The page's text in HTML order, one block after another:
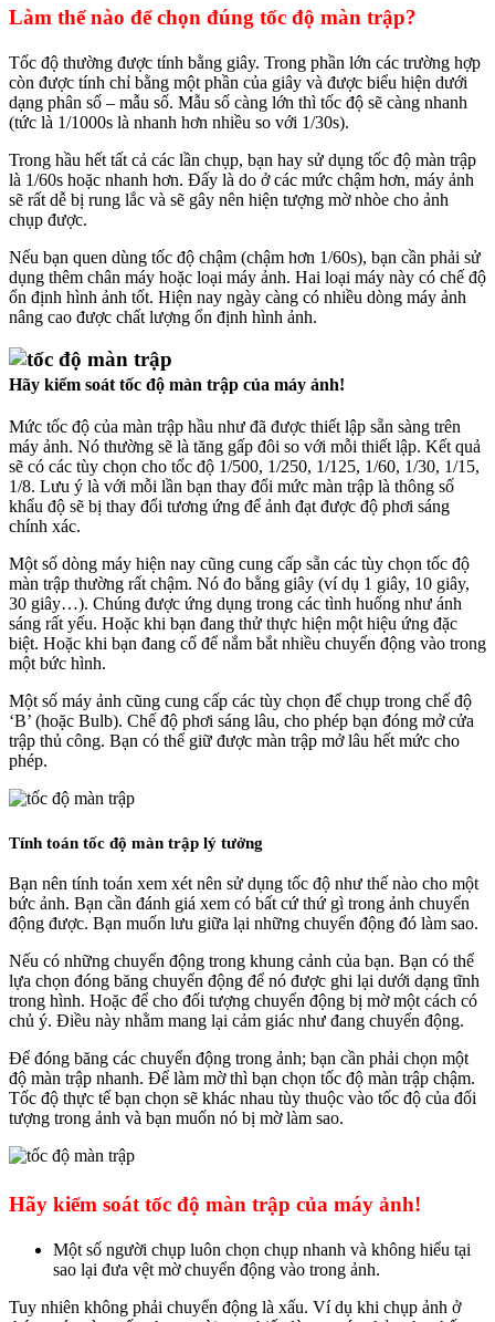
Làm thế nào để chọn đúng tốc độ màn trập?
Tốc độ thường được tính bằng giây. Trong phần lớn các trường hợp
còn được tính chỉ bằng một phần của giây và được biểu hiện dưới
dạng phân số – mẫu số. Mẫu số càng lớn thì tốc độ sẽ càng nhanh
(tức là 1/1000s là nhanh hơn nhiều so với 1/30s).
Trong hầu hết tất cả các lần chụp, bạn hay sử dụng tốc độ màn trập
là 1/60s hoặc nhanh hơn. Đấy là do ở các mức chậm hơn, máy ảnh
sẽ rất dễ bị rung lắc và sẽ gây nên hiện tượng mờ nhòe cho ảnh
chụp được.
Nếu bạn quen dùng tốc độ chậm (chậm hơn 1/60s), bạn cần phải sử
dụng thêm chân máy hoặc loại máy ảnh. Hai loại máy này có chế độ
ổn định hình ảnh tốt. Hiện nay ngày càng có nhiều dòng máy ảnh
nâng cao được chất lượng ổn định hình ảnh.
Hãy kiểm soát tốc độ màn trập của máy ảnh!
Mức tốc độ của màn trập hầu như đã được thiết lập sẵn sàng trên
máy ảnh. Nó thường sẽ là tăng gấp đôi so với mỗi thiết lập. Kết quả
sẽ có các tùy chọn cho tốc độ 1/500, 1/250, 1/125, 1/60, 1/30, 1/15,
1/8. Lưu ý là với mỗi lần bạn thay đổi mức màn trập là thông số
khẩu độ sẽ bị thay đổi tương ứng để ảnh đạt được độ phơi sáng
chính xác.
Một số dòng máy hiện nay cũng cung cấp sẵn các tùy chọn tốc độ
màn trập thường rất chậm. Nó đo bằng giây (ví dụ 1 giây, 10 giây,
30 giây…). Chúng được ứng dụng trong các tình huống như ánh
sáng rất yếu. Hoặc khi bạn đang thử thực hiện một hiệu ứng đặc
biệt. Hoặc khi bạn đang cố để nắm bắt nhiều chuyển động vào trong
một bức hình.
Một số máy ảnh cũng cung cấp các tùy chọn để chụp trong chế độ
‘B’ (hoặc Bulb). Chế độ phơi sáng lâu, cho phép bạn đóng mở cửa
trập thủ công. Bạn có thể giữ được màn trập mở lâu hết mức cho
phép.
Tính toán tốc độ màn trập lý tưởng
Bạn nên tính toán xem xét nên sử dụng tốc độ như thế nào cho một
bức ảnh. Bạn cần đánh giá xem có bất cứ thứ gì trong ảnh chuyển
động được. Bạn muốn lưu giữa lại những chuyển động đó làm sao.
Nếu có những chuyển động trong khung cảnh của bạn. Bạn có thể
lựa chọn đóng băng chuyển động để nó được ghi lại dưới dạng tĩnh
trong hình. Hoặc để cho đối tượng chuyển động bị mờ một cách có
chủ ý. Điều này nhằm mang lại cảm giác như đang chuyển động.
Để đóng băng các chuyển động trong ảnh; bạn cần phải chọn một
độ màn trập nhanh. Để làm mờ thì bạn chọn tốc độ màn trập chậm.
Tốc độ thực tế bạn chọn sẽ khác nhau tùy thuộc vào tốc độ của đối
tượng trong ảnh và bạn muốn nó bị mờ làm sao.
Hãy kiểm soát tốc độ màn trập của máy ảnh!
Một số người chụp luôn chọn chụp nhanh và không hiểu tại
sao lại đưa vệt mờ chuyển động vào trong ảnh.
Tuy nhiên không phải chuyển động là xấu. Ví dụ khi chụp ảnh ở